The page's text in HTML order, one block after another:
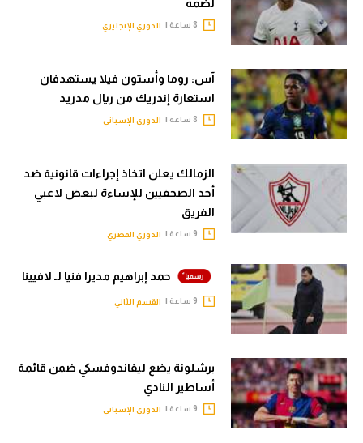
لضمه
الدوري الإنجليزي
آس: روما وأستون فيلا يستهدفان
استعارة إندريك من ريال مدريد
الدوري الإسباني
الزمالك يعلن اتخاذ إجراءات قانونية ضد
أحد الصحفيين للإساءة لبعض لاعبي
الفريق
الدوري المصري
حمد إبراهيم مديرا فنيا لـ لافيينا
القسم الثاني
برشلونة يضع ليفاندوفسكي ضمن قائمة
أساطير النادي
الدوري الإسباني